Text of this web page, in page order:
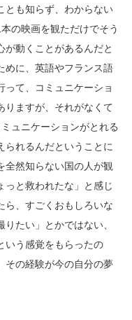
とも知らず、わからない
の映画を観ただけでそう
が動くことがあるんだと
めに、英語やフランス語
って、コミュニケーショ
りますが、それがなくて
ュニケーションがとれる
られるんだということに
全然知らない国の人が観
っと救われたな」と感じ
ら、すごくおもしろいな
たい」とかではない、
いう感覚をもらったの
その経験が今の自分の夢